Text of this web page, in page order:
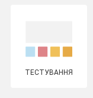
ТЕСТУВАННЯ